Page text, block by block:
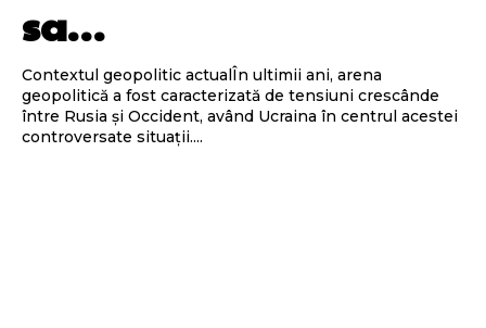
sa…
Contextul geopolitic actualÎn ultimii ani, arena
geopolitică a fost caracterizată de tensiuni crescânde
între Rusia și Occident, având Ucraina în centrul acestei
controversate situații....